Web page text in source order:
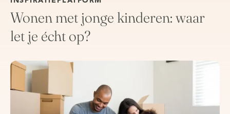
Wonen met jonge kinderen: waar
let je écht op?